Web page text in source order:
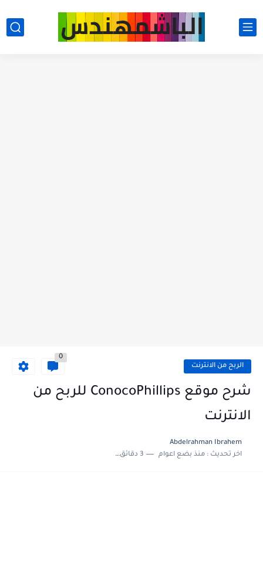
الربح من الانترنت
0
شرح موقع ConocoPhillips للربح من
الانترنت
Abdelrahman Ibrahem
اخر تحديث :منذ بضع اعوام 3 دقائق للقراءة